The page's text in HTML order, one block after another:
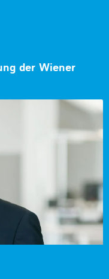
der Wiener